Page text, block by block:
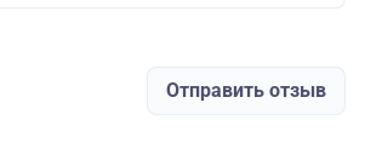
Отправить отзыв